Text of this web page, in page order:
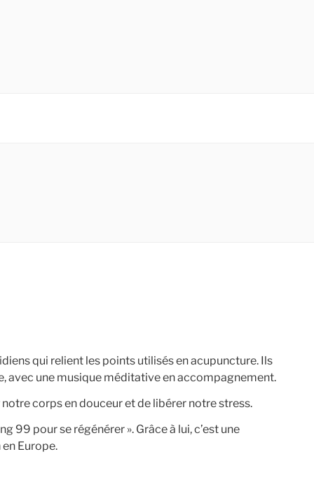
qui relient les points utilisés en acupuncture. Ils
avec une musique méditative en accompagnement.
corps en douceur et de libérer notre stress.
99 pour se régénérer ». Grâce à lui, c’est une
Europe.